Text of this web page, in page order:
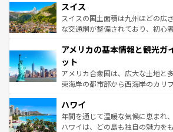
を参照してほしい。
は、お酒好きな人にはぜひ体験してほしい。
ドイツ情報はコンテンツ一覧を参
リアごとに異なる魅力がある。ま
ティー、ビール好きにはたまらな
戦など、本場だからこそできる体
ンツ一覧を参照してほしい。
スイス
スイスの国土面積は九州ほどの広
な交通網が整備されており、初心
の建物がそのまま残る町や、スイ
博物館もあり、アルプス観光だけ
ことができる。国民の所得が高い
者向けの交通パス提供のサービス
着のスイス情報は
アメリカの基本情報と観光ガ
ット
アメリカ合衆国は、広大な土地と
東海岸の都市部から西海岸のカリ
のような巨大都市は、観光、ショ
ンメントが詰まった刺激的なスポ
西部には大自然が広がり、グラン
ハワイ
年間を通じて温暖な気候に恵まれ
ハワイは、どの島も独自の魅力を